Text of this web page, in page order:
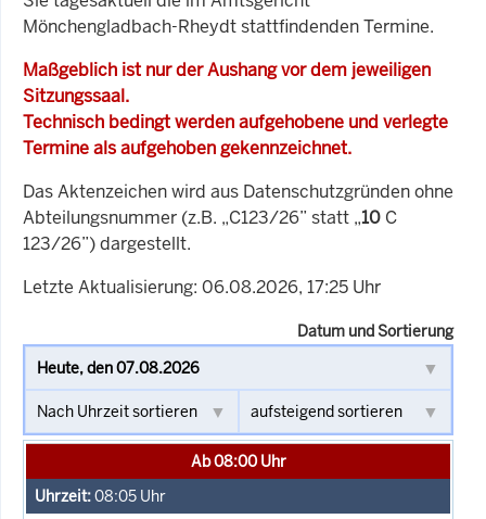
Mönchengladbach-Rheydt stattfindenden Termine.
Maßgeblich ist nur der Aushang vor dem jeweiligen
Sitzungssaal.
Technisch bedingt werden aufgehobene und verlegte
Termine als aufgehoben gekennzeichnet.
Das Aktenzeichen wird aus Datenschutzgründen ohne
Abteilungsnummer (z.B. „C123/26” statt „10 C
123/26”) dargestellt.
Letzte Aktualisierung: 06.08.2026, 17:25 Uhr
Datum und Sortierung
Ab 08:00 Uhr
08:05 Uhr